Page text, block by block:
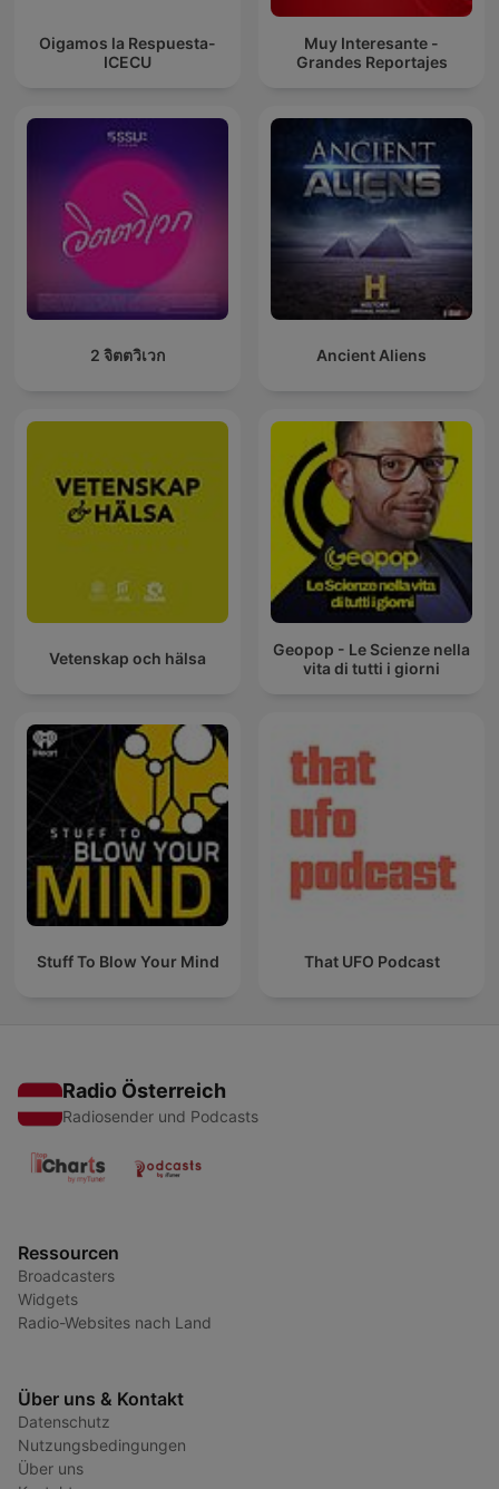
Oigamos la Respuesta-
ICECU
Muy Interesante -
Grandes Reportajes
2 จิตตวิเวก Ancient Aliens
Vetenskap och hälsa
Geopop - Le Scienze nella
vita di tutti i giorni
Stuff To Blow Your Mind That UFO Podcast
Radio Österreich
Radiosender und Podcasts
Ressourcen
Broadcasters
Widgets
Radio-Websites nach Land
Über uns & Kontakt
Datenschutz
Nutzungsbedingungen
Über uns